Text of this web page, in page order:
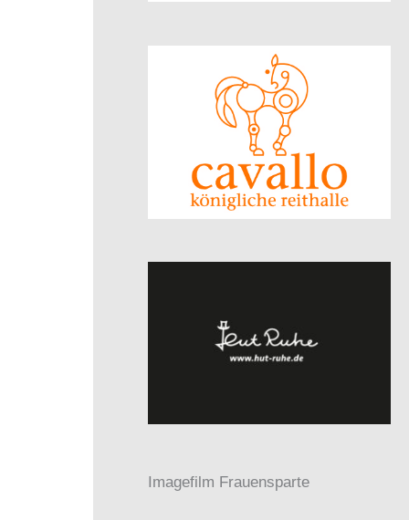
Imagefilm Frauensparte